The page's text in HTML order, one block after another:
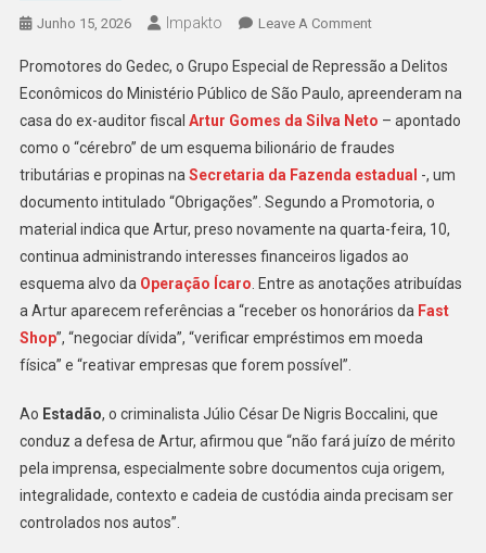
Junho 15, 2026 Impakto Leave A CommentOn
Preso,
Mentor
De
Fraudes
Na
Fazenda-
SP
Contava
A
Receber
Shop’,
Diz
MP
Promotores do Gedec, o Grupo Especial de Repressão a Delitos
Econômicos do Ministério Público de São Paulo, apreenderam na
casa do ex-auditor fiscal Artur Gomes da Silva Neto – apontado
como o “cérebro” de um esquema bilionário de fraudes
tributárias e propinas na Secretaria da Fazenda estadual -, um
documento intitulado “Obrigações”. Segundo a Promotoria, o
material indica que Artur, preso novamente na quarta-feira, 10,
continua administrando interesses financeiros ligados ao
esquema alvo da Operação Ícaro . Entre as anotações atribuídas
a Artur aparecem referências a “receber os honorários da Fast
Shop”, “negociar dívida”, “verificar empréstimos em moeda
física” e “reativar empresas que forem possível”.
Ao Estadão, o criminalista Júlio César De Nigris Boccalini, que
conduz a defesa de Artur, afirmou que “não fará juízo de mérito
pela imprensa, especialmente sobre documentos cuja origem,
integralidade, contexto e cadeia de custódia ainda precisam ser
controlados nos autos”.